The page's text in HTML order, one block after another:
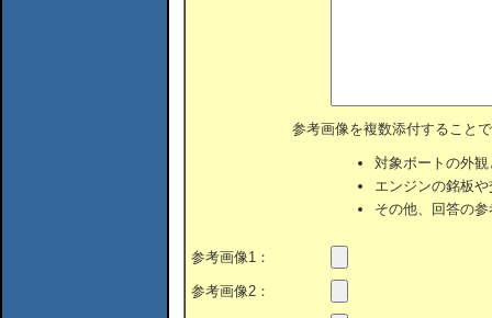
参考画像を複数添付すること
対象ボートの外
エンジンの銘板
その他、回答の
参考画像1：
参考画像2：